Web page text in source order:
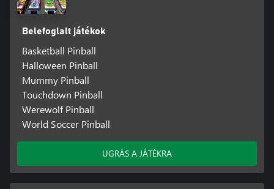
Belefoglalt játékok
Basketball Pinball
Halloween Pinball
Mummy Pinball
Touchdown Pinball
Werewolf Pinball
World Soccer Pinball
UGRÁS A JÁTÉKRA